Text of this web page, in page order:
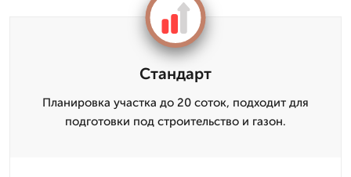
Стандарт
Планировка участка до 20 соток, подходит для
подготовки под строительство и газон.